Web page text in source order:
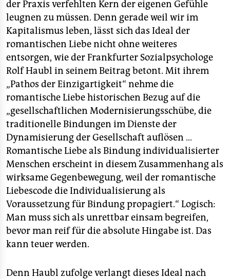
der Praxis verfehlten Kern der eigenen Gefühle
leugnen zu müssen. Denn gerade weil wir im
Kapitalismus leben, lässt sich das Ideal der
romantischen Liebe nicht ohne weiteres
entsorgen, wie der Frankfurter Sozialpsychologe
Rolf Haubl in seinem Beitrag betont. Mit ihrem
„Pathos der Einzigartigkeit“ nehme die
romantische Liebe historischen Bezug auf die
„gesellschaftlichen Modernisierungsschübe, die
traditionelle Bindungen im Dienste der
Dynamisierung der Gesellschaft auflösen …
Romantische Liebe als Bindung individualisierter
Menschen erscheint in diesem Zusammenhang als
wirksame Gegenbewegung, weil der romantische
Liebescode die Individualisierung als
Voraussetzung für Bindung propagiert.“ Logisch:
Man muss sich als unrettbar einsam begreifen,
bevor man reif für die absolute Hingabe ist. Das
kann teuer werden.
Denn Haubl zufolge verlangt dieses Ideal nach